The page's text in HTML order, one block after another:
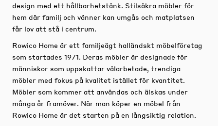
design med ett hållbarhetstänk. Stilsäkra möbler för
hem där familj och vänner kan umgås och matplatsen
får lov att stå i centrum.
Rowico Home är ett familjeägt halländskt möbelföretag
som startades 1971. Deras möbler är designade för
människor som uppskattar välarbetade, trendiga
möbler med fokus på kvalitet istället för kvantitet.
Möbler som kommer att användas och älskas under
många år framöver. När man köper en möbel från
Rowico Home är det starten på en långsiktig relation.